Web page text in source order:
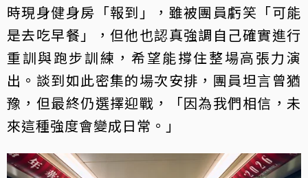
時現身健身房「報到」，雖被團員虧笑「可能
是去吃早餐」，但他也認真強調自己確實進行
重訓與跑步訓練，希望能撐住整場高張力演
出。談到如此密集的場次安排，團員坦言曾猶
豫，但最終仍選擇迎戰，「因為我們相信，未
來這種強度會變成日常。」